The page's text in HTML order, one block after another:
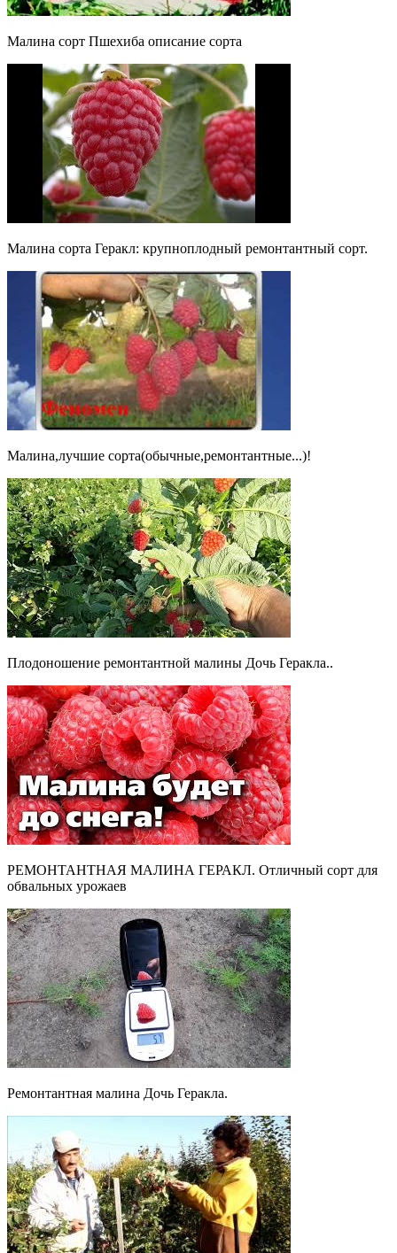
Малина сорт Пшехиба описание сорта
Малина сорта Геракл: крупноплодный ремонтантный сорт.
Малина,лучшие сорта(обычные,ремонтантные...)!
Плодоношение ремонтантной малины Дочь Геракла..
РЕМОНТАНТНАЯ МАЛИНА ГЕРАКЛ. Отличный сорт для
обвальных урожаев
Ремонтантная малина Дочь Геракла.